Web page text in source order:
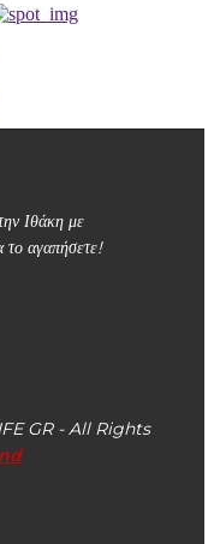
Ιθάκη με
το αγαπήσετε!
GR - All Rights